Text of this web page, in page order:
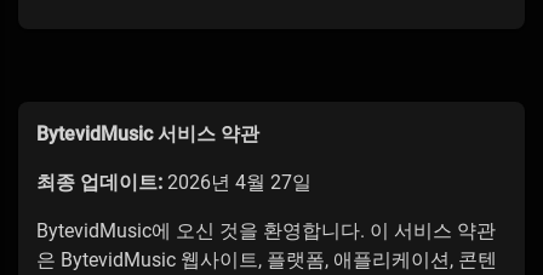
BytevidMusic 서비스 약관
최종 업데이트: 2026년 4월 27일
BytevidMusic에 오신 것을 환영합니다. 이 서비스 약관
은 BytevidMusic 웹사이트, 플랫폼, 애플리케이션, 콘텐